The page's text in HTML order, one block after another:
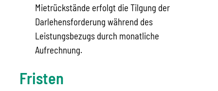
Mietrückstände erfolgt die Tilgung der
Darlehensforderung während des
Leistungsbezugs durch monatliche
Aufrechnung.
Fristen